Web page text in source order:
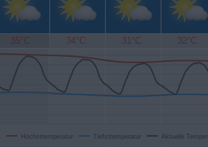
35°C 34°C 31°C 32°C
Höchsttemperatur Tiefsttemperatur Aktuelle